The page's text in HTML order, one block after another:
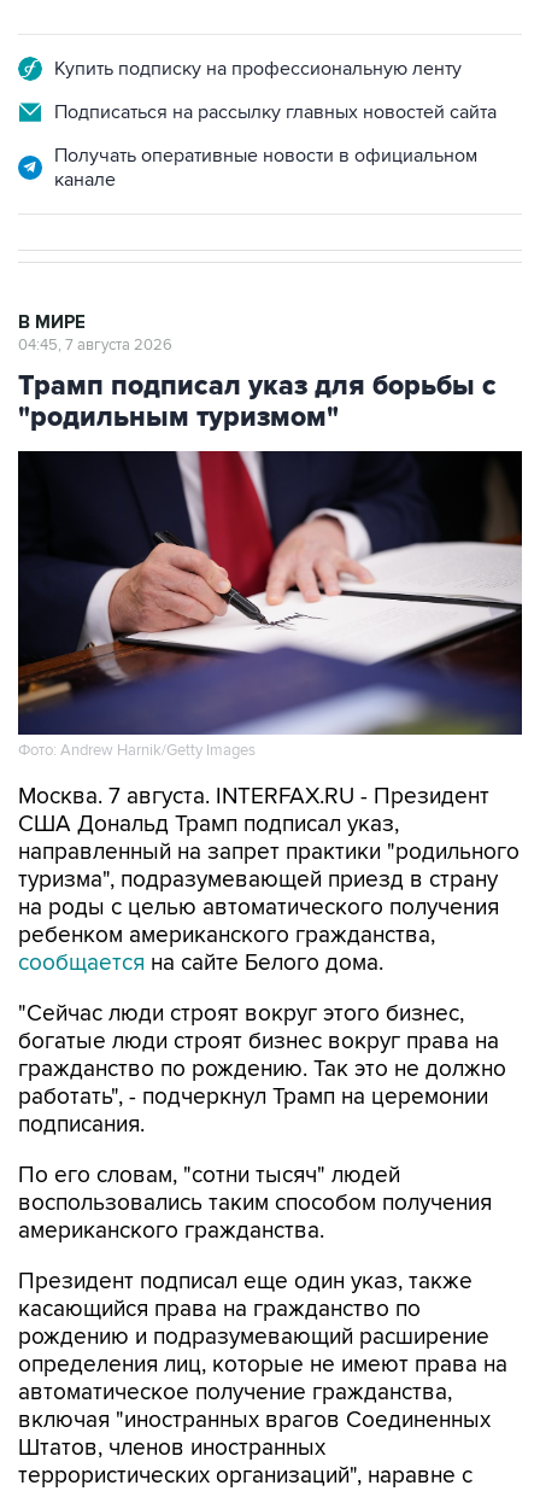
Подписаться на рассылку главных новостей сайта
Получать оперативные новости в официальном
Трамп подписал указ для борьбы с
"родильным туризмом"
Фото: Andrew Harnik/Getty Images
Москва. 7 августа. INTERFAX.RU - Президент
направленный на запрет практики "родильного
туризма", подразумевающей приезд в страну
на роды с целью автоматического получения
ребенком американского гражданства,
сообщаетсяна сайте Белого дома.
"Сейчас люди строят вокруг этого бизнес,
гражданство по рождению. Так это не должно
работать", - подчеркнул Трамп на церемонии
подписания.
По его словам, "сотни тысяч" людей
американского гражданства.
Президент подписал еще один указ, также
рождению и подразумевающий расширение
определения лиц, которые не имеют права на
автоматическое получение гражданства,
включая "иностранных врагов Соединенных
Штатов, членов иностранных
террористических организаций", наравне с
детьми дипломатов и сотрудников других
признанных международных организаций.